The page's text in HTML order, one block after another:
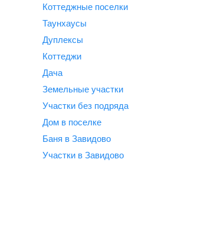
Коттеджные поселки
Таунхаусы
Дуплексы
Коттеджи
Дача
Земельные участки
Участки без подряда
Дом в поселке
Баня в Завидово
Участки в Завидово